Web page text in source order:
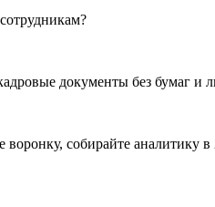
документы без бумаг и
воронку, собирайте аналитику в